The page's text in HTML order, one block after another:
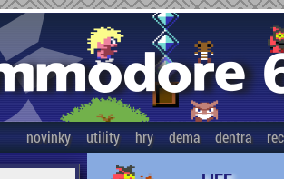
novinky utility hry dema dentra